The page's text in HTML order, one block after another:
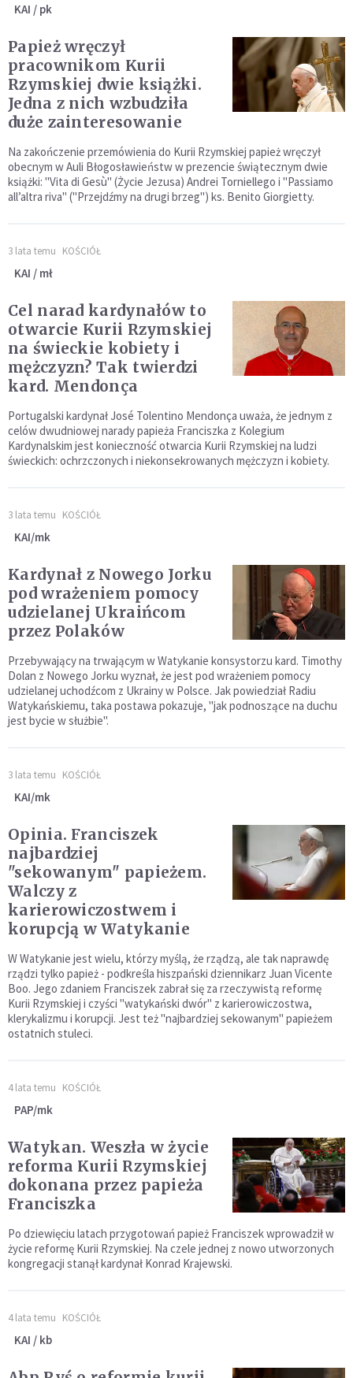
KAI / pk
Papież wręczył
pracownikom Kurii
Rzymskiej dwie książki.
Jedna z nich wzbudziła
duże zainteresowanie
Na zakończenie przemówienia do Kurii Rzymskiej papież wręczył
obecnym w Auli Błogosławieństw w prezencie świątecznym dwie
książki: "Vita di Gesù" (Życie Jezusa) Andrei Torniellego i "Passiamo
all’altra riva" ("Przejdźmy na drugi brzeg") ks. Benito Giorgietty.
3 lata temu KOŚCIÓŁ
KAI / mł
Cel narad kardynałów to
otwarcie Kurii Rzymskiej
na świeckie kobiety i
mężczyzn? Tak twierdzi
kard. Mendonça
Portugalski kardynał José Tolentino Mendonça uważa, że jednym z
celów dwudniowej narady papieża Franciszka z Kolegium
Kardynalskim jest konieczność otwarcia Kurii Rzymskiej na ludzi
świeckich: ochrzczonych i niekonsekrowanych mężczyzn i kobiety.
3 lata temu KOŚCIÓŁ
KAI/mk
Kardynał z Nowego Jorku
pod wrażeniem pomocy
udzielanej Ukraińcom
przez Polaków
Przebywający na trwającym w Watykanie konsystorzu kard. Timothy
Dolan z Nowego Jorku wyznał, że jest pod wrażeniem pomocy
udzielanej uchodźcom z Ukrainy w Polsce. Jak powiedział Radiu
Watykańskiemu, taka postawa pokazuje, "jak podnoszące na duchu
jest bycie w służbie".
3 lata temu KOŚCIÓŁ
KAI/mk
Opinia. Franciszek
najbardziej
"sekowanym" papieżem.
Walczy z
karierowiczostwem i
korupcją w Watykanie
W Watykanie jest wielu, którzy myślą, że rządzą, ale tak naprawdę
rządzi tylko papież - podkreśla hiszpański dziennikarz Juan Vicente
Boo. Jego zdaniem Franciszek zabrał się za rzeczywistą reformę
Kurii Rzymskiej i czyści "watykański dwór" z karierowiczostwa,
klerykalizmu i korupcji. Jest też "najbardziej sekowanym" papieżem
ostatnich stuleci.
4 lata temu KOŚCIÓŁ
PAP/mk
Watykan. Weszła w życie
reforma Kurii Rzymskiej
dokonana przez papieża
Franciszka
Po dziewięciu latach przygotowań papież Franciszek wprowadził w
życie reformę Kurii Rzymskiej. Na czele jednej z nowo utworzonych
kongregacji stanął kardynał Konrad Krajewski.
4 lata temu KOŚCIÓŁ
KAI / kb